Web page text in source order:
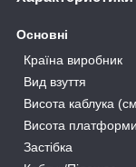
Основні
Країна виробник
Вид взуття
Висота каблука
Висота платформи
Застібка